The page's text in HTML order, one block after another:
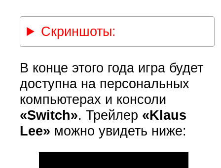
Скриншоты:
В конце этого года игра будет
доступна на персональных
компьютерах и консоли
«Switch». Трейлер «Klaus
Lee» можно увидеть ниже: